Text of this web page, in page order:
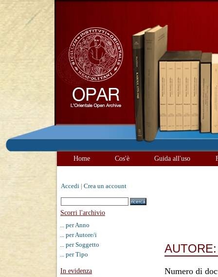
Home Cos'è Guida all'uso
Accedi Crea un account
Scorri l'archivio
... per Anno
... per Autore/i
... per Soggetto
... per Tipo
In evidenza
Numero di